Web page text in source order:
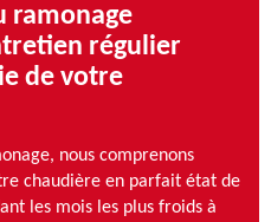
ramonage
régulier
de votre
nous comprenons
chaudière en parfait état de
les mois les plus froids à